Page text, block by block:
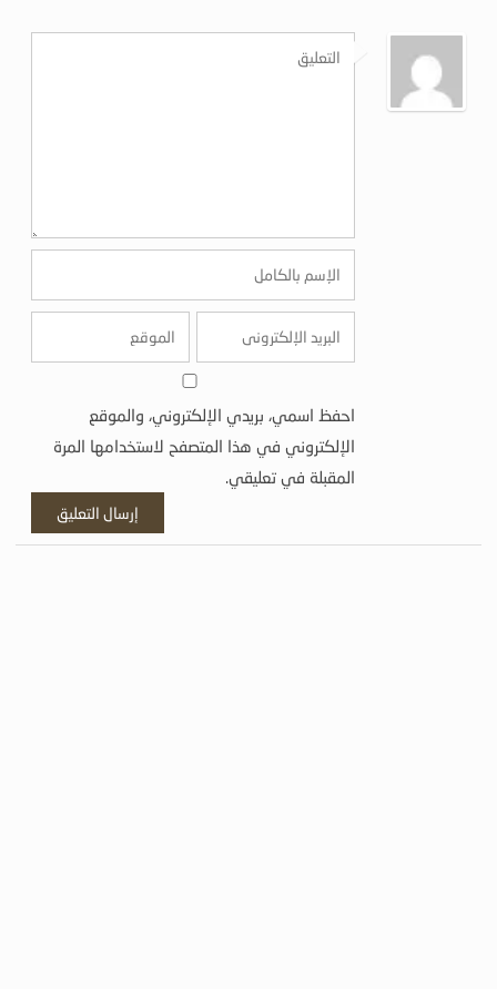
احفظ اسمي، بريدي الإلكتروني، والموقع
الإلكتروني في هذا المتصفح لاستخدامها المرة
المقبلة في تعليقي.